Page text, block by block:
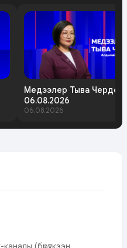
Медээлер Тыва Черде
06.08.2026
06.08.2026